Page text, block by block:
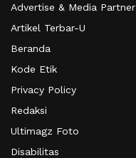
Advertise & Media Partner
Artikel Terbar-U
Beranda
Kode Etik
Privacy Policy
Redaksi
Ultimagz Foto
Disabilitas